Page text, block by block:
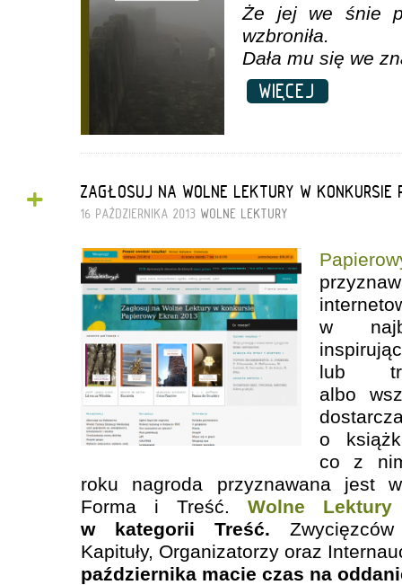
Że jej we śnie
wzbroniła.
Dała mu się we
WIĘCEJ
+ ZAGŁOSUJ NA WOLNE LEKTURY W KONKURSIE
16 PAŹDZIERNIKA 2013 WOLNE LEKTURY
w
lub
albo
o
co z
roku nagroda przyznawana jest
Forma i Treść. Wolne Lektury
w kategorii Treść. Zwycięzców
Kapituły, Organizatorzy oraz
października macie czas na